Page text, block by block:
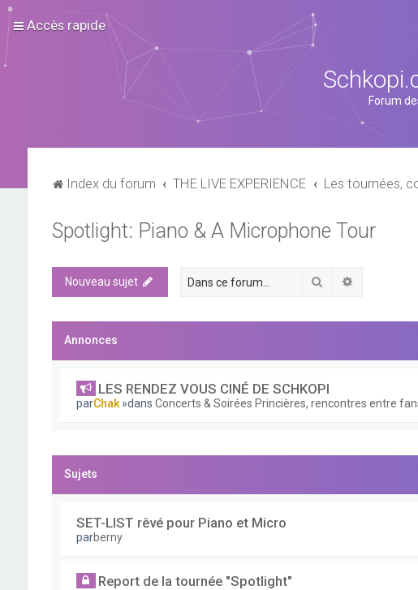
Accès rapide
Forum
Index du forum THE LIVE EXPERIENCE Les tournées,
Spotlight: Piano & A Microphone Tour
Nouveau sujet Rechercher
Annonces
LES RENDEZ VOUS CINÉ DE SCHKOPI
parChak »dans Concerts & Soirées Princières, rencontres entre
Sujets
SET-LIST rêvé pour Piano et Micro
parberny
Report de la tournée "Spotlight"